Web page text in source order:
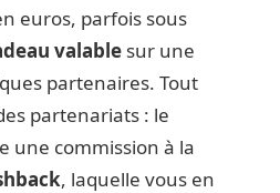
euros, parfois sous
valable sur une
partenaires. Tout
partenariats : le
une commission à la
, laquelle vous en